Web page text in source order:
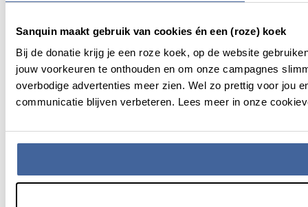
Sanquin maakt gebruik van cookies én een (roze) koek
Bij de donatie krijg je een roze koek, op de website
jouw voorkeuren te onthouden en om onze campagnes
overbodige advertenties meer zien. Wel zo prettig voor jou
communicatie blijven verbeteren. Lees meer in onze